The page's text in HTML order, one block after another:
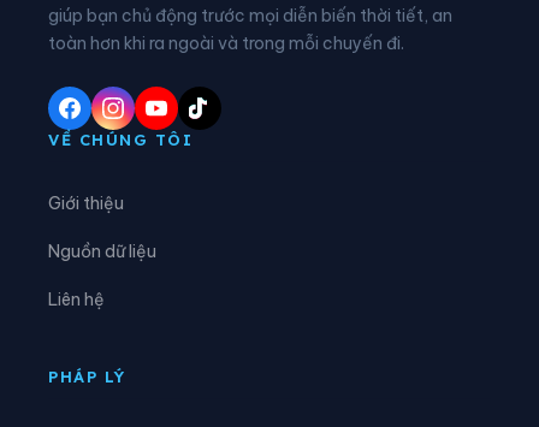
Xã Đăk Môn Xã Đăk Pék
Xã Đăk Plô
Xã Đăk Rơ Wa
Xã Dục Nông
giúp bạn chủ động trước mọi diễn biến thời tiết, an
toàn hơn khi ra ngoài và trong mỗi chuyến đi.
VỀ CHÚNG TÔI
Giới thiệu
Nguồn dữ liệu
Liên hệ
PHÁP LÝ